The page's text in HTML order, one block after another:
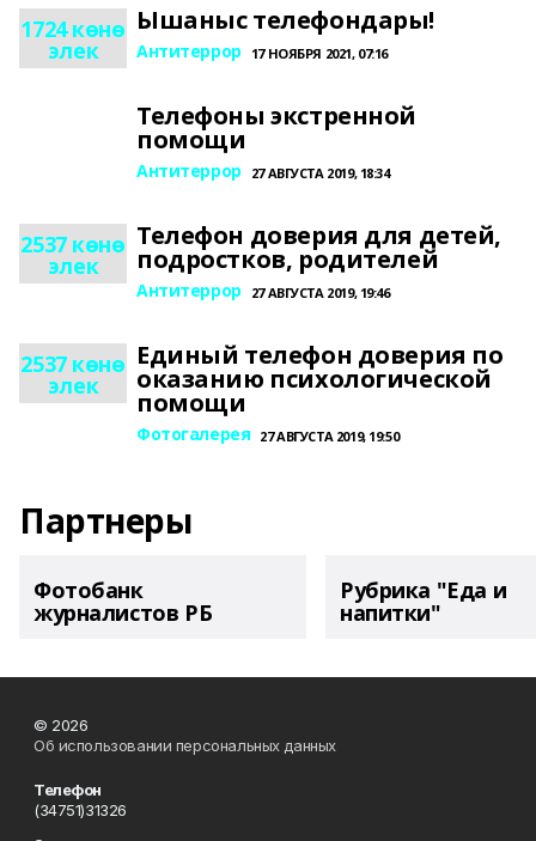
1724 көнө
элек
Ышаныс телефондары!
Антитеррор 17 НОЯБРЯ 2021, 07:16
Телефоны экстренной
помощи
Антитеррор 27 АВГУСТА 2019, 18:34
2537 көнө
элек
Телефон доверия для детей,
подростков, родителей
Антитеррор 27 АВГУСТА 2019, 19:46
2537 көнө
элек
Единый телефон доверия по
оказанию психологической
помощи
Фотогалерея 27 АВГУСТА 2019, 19:50
Партнеры
Фотобанк
журналистов РБ
Рубрика "Еда и
напитки"
© 2026
Об использовании персональных данных
Телефон
(34751)31326